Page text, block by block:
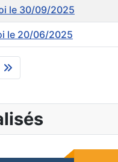
le 30/09/2025
le 20/06/2025